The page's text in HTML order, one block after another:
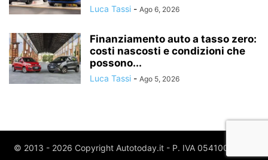
Luca Tassi - Ago 6, 2026
Finanziamento auto a tasso zero:
costi nascosti e condizioni che
possono...
Luca Tassi - Ago 5, 2026
© 2013 - 2026 Copyright Autotoday.it - P. IVA 05410020969